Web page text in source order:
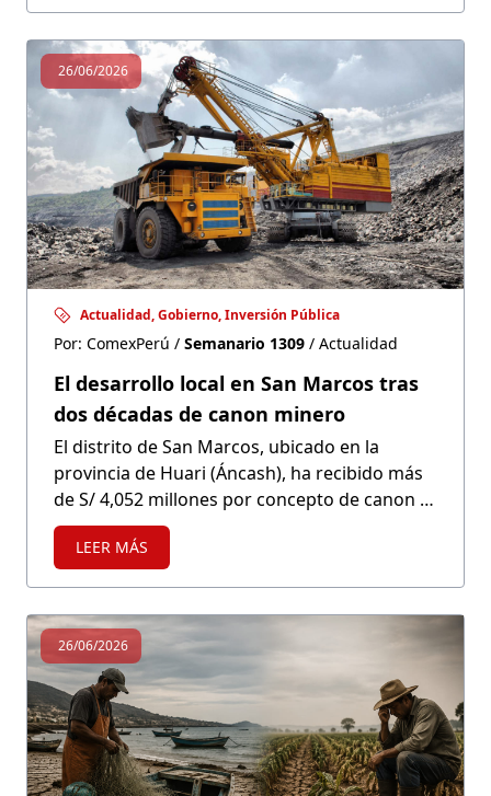
26/06/2026
Actualidad, Gobierno, Inversión Pública
Por: ComexPerú / Semanario 1309 / Actualidad
El desarrollo local en San Marcos tras
dos décadas de canon minero
El distrito de San Marcos, ubicado en la
provincia de Huari (Áncash), ha recibido más
de S/ 4,052 millones por concepto de canon y
regalías mineras desde 2001. A pesar de
cuantiosos recursos, persisten las carencias
LEER MÁS
26/06/2026